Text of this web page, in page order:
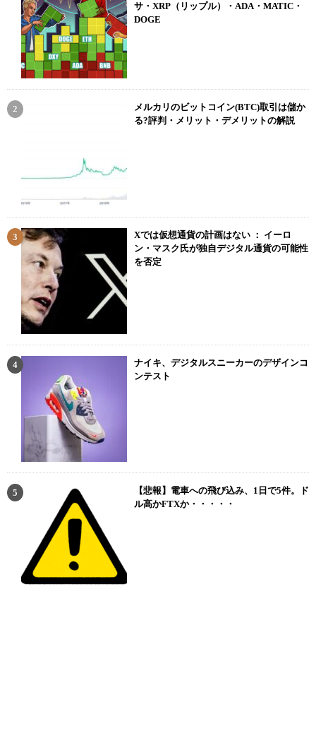
サ・XRP（リップル）・ADA・MATIC・
DOGE
メルカリのビットコイン(BTC)取引は儲か
る?評判・メリット・デメリットの解説
Xでは仮想通貨の計画はない ： イーロ
ン・マスク氏が独自デジタル通貨の可能性
を否定
ナイキ、デジタルスニーカーのデザインコ
ンテスト
【悲報】電車への飛び込み、1日で5件。ド
ル高かFTXか・・・・・